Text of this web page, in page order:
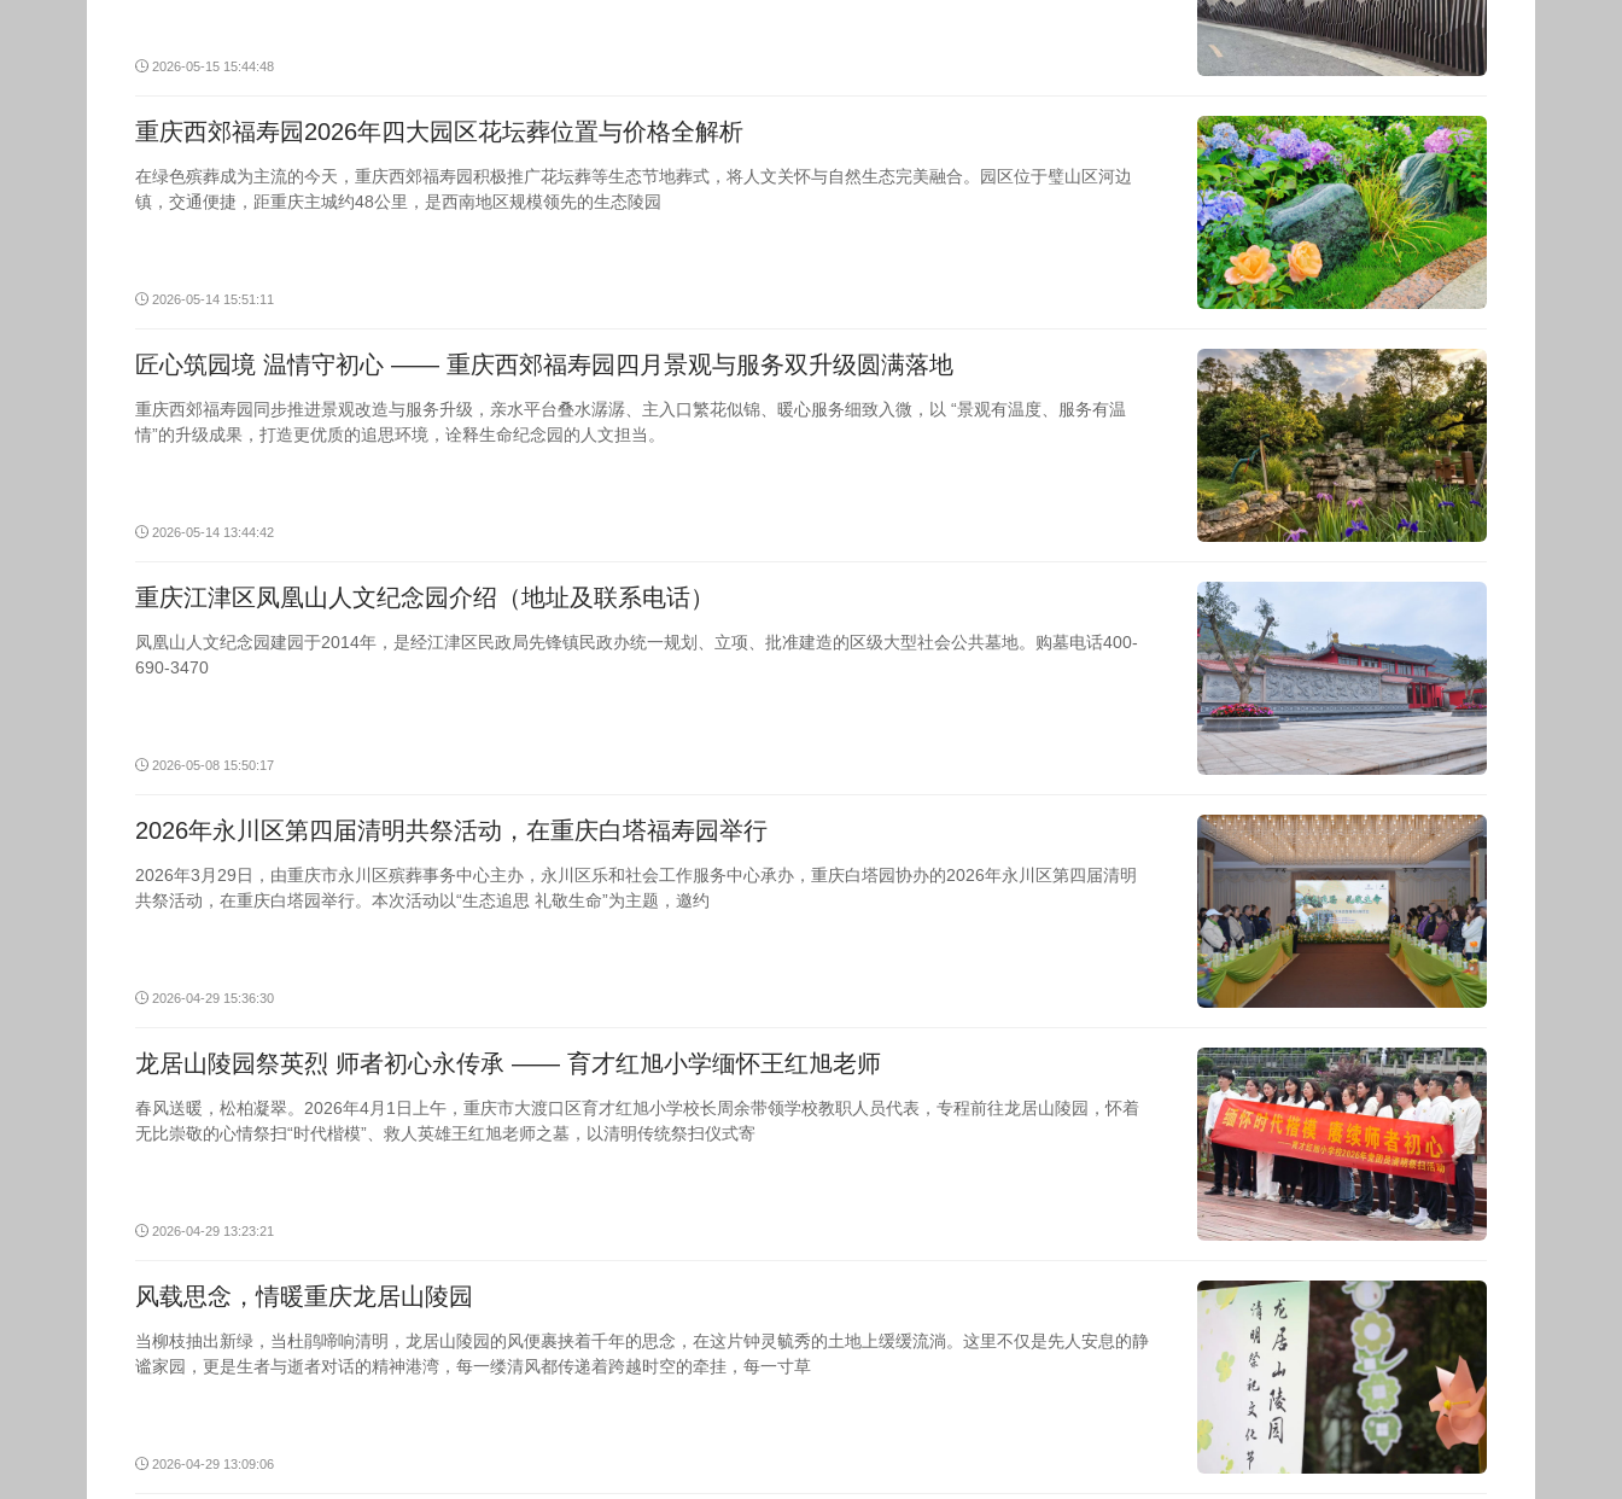
2026-05-15 15:44:48
重庆西郊福寿园2026年四大园区花坛葬位置与价格全解析
在绿色殡葬成为主流的今天，重庆西郊福寿园积极推广花坛葬等生态节地葬式，将人文关怀与自然生态完美融合。园区位于璧山区河边
镇，交通便捷，距重庆主城约48公里，是西南地区规模领先的生态陵园
2026-05-14 15:51:11
匠心筑园境 温情守初心 —— 重庆西郊福寿园四月景观与服务双升级圆满落地
重庆西郊福寿园同步推进景观改造与服务升级，亲水平台叠水潺潺、主入口繁花似锦、暖心服务细致入微，以 “景观有温度、服务有温
情”的升级成果，打造更优质的追思环境，诠释生命纪念园的人文担当。
2026-05-14 13:44:42
重庆江津区凤凰山人文纪念园介绍（地址及联系电话）
凤凰山人文纪念园建园于2014年，是经江津区民政局先锋镇民政办统一规划、立项、批准建造的区级大型社会公共墓地。购墓电话400-
690-3470
2026-05-08 15:50:17
2026年永川区第四届清明共祭活动，在重庆白塔福寿园举行
2026年3月29日，由重庆市永川区殡葬事务中心主办，永川区乐和社会工作服务中心承办，重庆白塔园协办的2026年永川区第四届清明
共祭活动，在重庆白塔园举行。本次活动以“生态追思 礼敬生命”为主题，邀约
2026-04-29 15:36:30
龙居山陵园祭英烈 师者初心永传承 —— 育才红旭小学缅怀王红旭老师
春风送暖，松柏凝翠。2026年4月1日上午，重庆市大渡口区育才红旭小学校长周余带领学校教职人员代表，专程前往龙居山陵园，怀着
无比崇敬的心情祭扫“时代楷模”、救人英雄王红旭老师之墓，以清明传统祭扫仪式寄
2026-04-29 13:23:21
风载思念，情暖重庆龙居山陵园
当柳枝抽出新绿，当杜鹃啼响清明，龙居山陵园的风便裹挟着千年的思念，在这片钟灵毓秀的土地上缓缓流淌。这里不仅是先人安息的静
谧家园，更是生者与逝者对话的精神港湾，每一缕清风都传递着跨越时空的牵挂，每一寸草
2026-04-29 13:09:06